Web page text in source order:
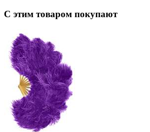
С этим товаром покупают